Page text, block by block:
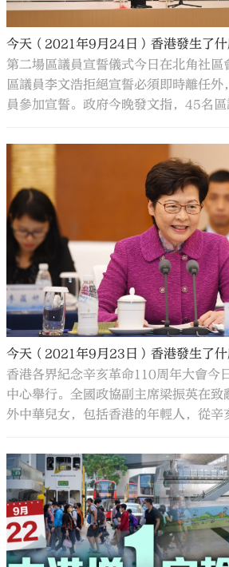
今天（2021年9月24日）香港發生了什
第二場區議員宣誓儀式今日在北角社區
區議員李文浩拒絕宣誓必須即時離任
員參加宣誓。政府今晚發文指，45名
須提供額外資料，以決定其宣誓是否有
今天（2021年9月23日）香港發生了什
香港各界紀念辛亥革命110周年大會今
中心舉行。全國政協副主席梁振英在致
外中華兒女，包括香港的年輕人，從辛
華文化、偉大的復興使命。